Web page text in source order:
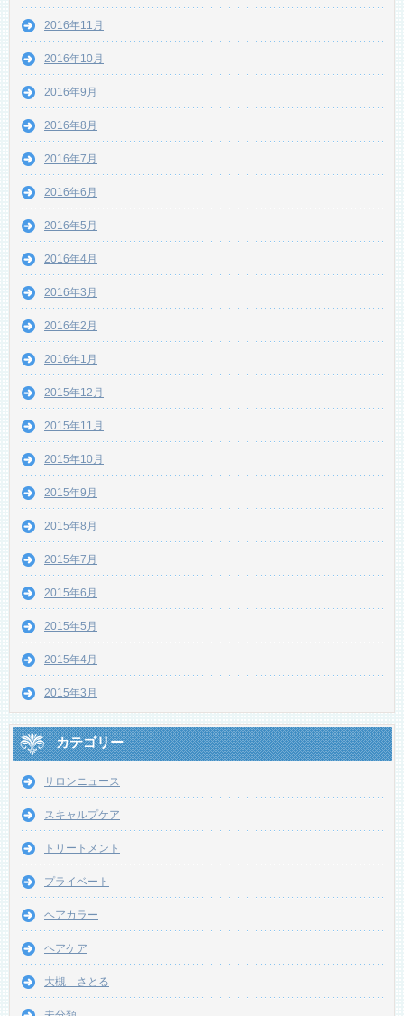
2016年11月
2016年10月
2016年9月
2016年8月
2016年7月
2016年6月
2016年5月
2016年4月
2016年3月
2016年2月
2016年1月
2015年12月
2015年11月
2015年10月
2015年9月
2015年8月
2015年7月
2015年6月
2015年5月
2015年4月
2015年3月
カテゴリー
サロンニュース
スキャルプケア
トリートメント
プライベート
ヘアカラー
ヘアケア
大槻 さとる